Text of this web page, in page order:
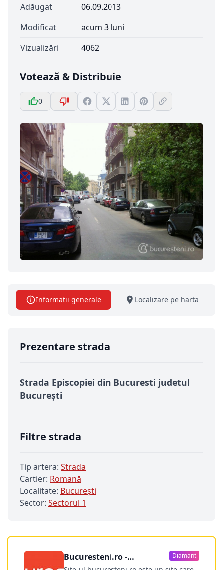
Adăugat
06.09.2013
Modificat
acum 3 luni
Vizualizări
4062
Votează & Distribuie
0
Informatii generale Localizare pe harta
Prezentare strada
Strada Episcopiei din Bucuresti judetul
București
Filtre strada
Tip artera: Strada
Cartier: Romană
Localitate: Bucureşti
Sector: Sectorul 1
Bucuresteni.ro -
Diamant